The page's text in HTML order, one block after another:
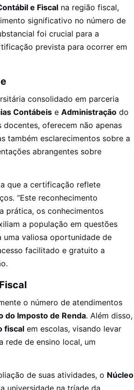
e Fiscal na região fiscal,
significativo no número de
foi crucial para a
prevista para ocorrer em
consolidado em parceria
Contábeis e Administração do
oferecem não apenas
também esclarecimentos sobre a
abrangentes sobre
que a certificação reflete
“Este reconhecimento
prática, os conhecimentos
a população em questões
uma valiosa oportunidade de
facilitado e gratuito a
o número de atendimentos
do Imposto de Renda. Além disso,
fiscal em escolas, visando levar
rede de ensino local, um
de suas atividades, o Núcleo